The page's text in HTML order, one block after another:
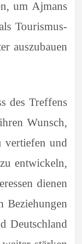
um Ajmans
Tourismus-
auszubauen.
des Treffens
Wunsch,
vertiefen und
entwickeln,
dienen
Beziehungen
Deutschland